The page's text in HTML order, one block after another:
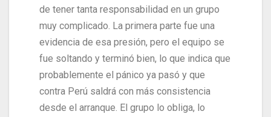
de tener tanta responsabilidad en un grupo
muy complicado. La primera parte fue una
evidencia de esa presión, pero el equipo se
fue soltando y terminó bien, lo que indica que
probablemente el pánico ya pasó y que
contra Perú saldrá con más consistencia
desde el arranque. El grupo lo obliga, lo